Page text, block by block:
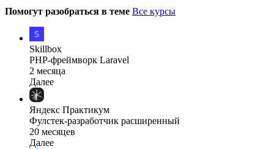
Помогут разобраться в теме Все курсы
Skillbox
PHP-фреймворк Laravel
2 месяца
Далее
Яндекс Практикум
Фулстек-разработчик расширенный
20 месяцев
Далее